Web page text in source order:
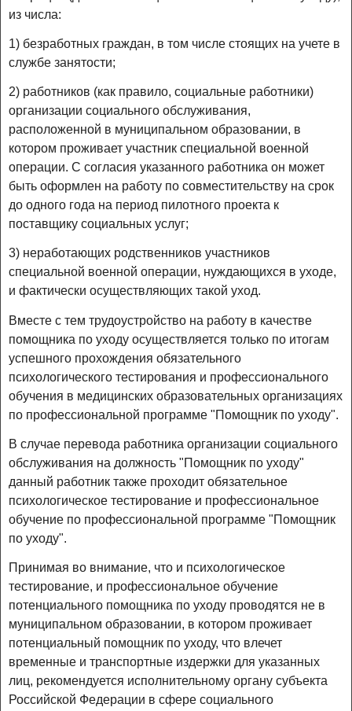
из числа:
1) безработных граждан, в том числе стоящих на учете в
службе занятости;
2) работников (как правило, социальные работники)
организации социального обслуживания,
расположенной в муниципальном образовании, в
котором проживает участник специальной военной
операции. С согласия указанного работника он может
быть оформлен на работу по совместительству на срок
до одного года на период пилотного проекта к
поставщику социальных услуг;
3) неработающих родственников участников
специальной военной операции, нуждающихся в уходе,
и фактически осуществляющих такой уход.
Вместе с тем трудоустройство на работу в качестве
помощника по уходу осуществляется только по итогам
успешного прохождения обязательного
психологического тестирования и профессионального
обучения в медицинских образовательных организациях
по профессиональной программе "Помощник по уходу".
В случае перевода работника организации социального
обслуживания на должность "Помощник по уходу"
данный работник также проходит обязательное
психологическое тестирование и профессиональное
обучение по профессиональной программе "Помощник
по уходу".
Принимая во внимание, что и психологическое
тестирование, и профессиональное обучение
потенциального помощника по уходу проводятся не в
муниципальном образовании, в котором проживает
потенциальный помощник по уходу, что влечет
временные и транспортные издержки для указанных
лиц, рекомендуется исполнительному органу субъекта
Российской Федерации в сфере социального